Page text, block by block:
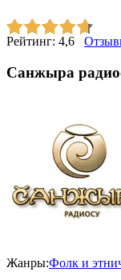
Рейтинг: 4,6
Санжыра
Жанры:Фолк и